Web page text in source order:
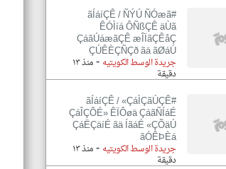
#ãÍáíÇÊ / ÑÝÚ ÑÓæã
ÊÓÌíá ÔÑßÇÊ äÙã
ÇáãÚáæãÇÊ æÎÏãÇÊåÇ
ÇÚÊÈÇÑÇð ãä ãØáÚ
جريدة الوسط الكويتيه - منذ ١٣
دقيقة
#ãÍáíÇÊ / «ÇáÌÇãÚÇÊ
ÇáÎÇÕÉ» ÊÏÔøä ÇáãÑÍáÉ
ÇáËÇäíÉ ãä ÍãáÉ «ÇÕäÚ
ãÓÊÞÈá
جريدة الوسط الكويتيه - منذ ١٣
دقيقة